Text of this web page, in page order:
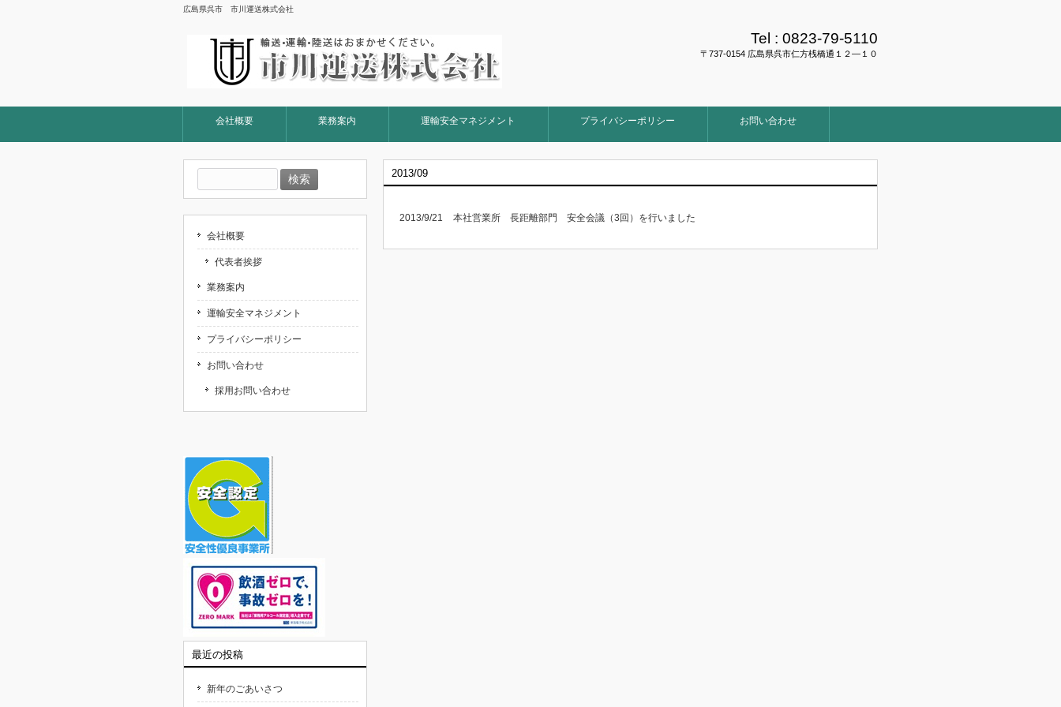
広島県呉市 市川運送株式会社
Tel : 0823-79-5110
〒737-0154 広島県呉市仁方桟橋通１２―１０
会社概要 業務案内 運輸安全マネジメント プライバシーポリシー お問い合わせ
2013/09
2013/9/21 本社営業所 長距離部門 安全会議（3回）を行いました
索:
会社概要
代表者挨拶
業務案内
運輸安全マネジメント
プライバシーポリシー
お問い合わせ
採用お問い合わせ
最近の投稿
新年のごあいさつ